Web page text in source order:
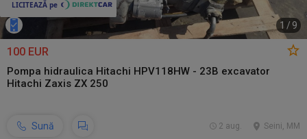
1 / 9
100 EUR
Pompa hidraulica Hitachi HPV118HW - 23B excavator
Hitachi Zaxis ZX 250
Sună Seini, MM
2 aug.